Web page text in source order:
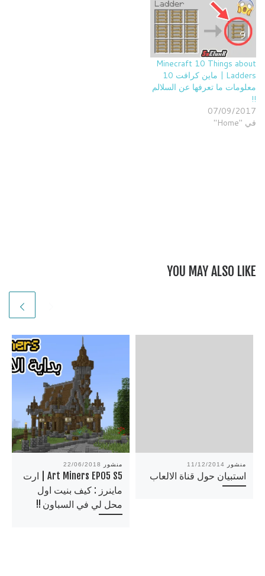
Minecraft 10 Things about
Ladders | ماين كرافت 10
معلومات ما تعرفها عن السلالم
!!
07/09/2017
في "Home"
YOU MAY ALSO LIKE
منشور 22/06/2018
Art Miners EP05 S5 | ارت
ماينرز : كيف بنيت اول
محل لي في السباون !!
منشور 11/12/2014
استبيان حول قناة الالعاب